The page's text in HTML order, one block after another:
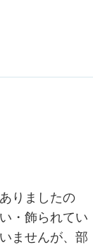
りましたの
・飾られてい
ませんが、部